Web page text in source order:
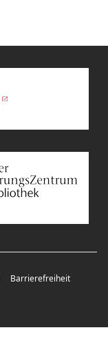
Barrierefreiheit